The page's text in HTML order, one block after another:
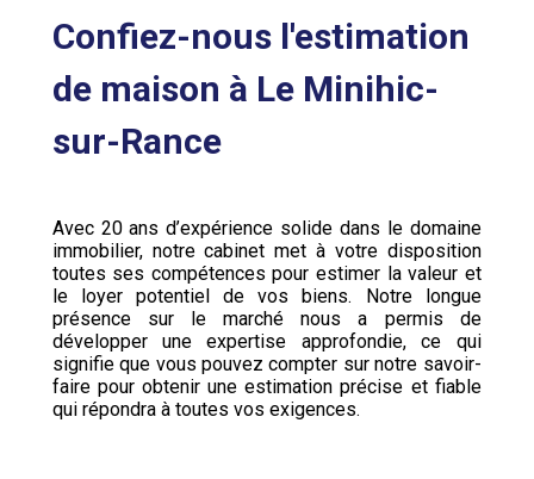
Confiez-nous l'estimation
de maison à Le Minihic-
sur-Rance
Avec 20 ans d’expérience solide dans le domaine
immobilier, notre cabinet met à votre disposition
toutes ses compétences pour estimer la valeur et
le loyer potentiel de vos biens. Notre longue
présence sur le marché nous a permis de
développer une expertise approfondie, ce qui
signifie que vous pouvez compter sur notre savoir-
faire pour obtenir une estimation précise et fiable
qui répondra à toutes vos exigences.